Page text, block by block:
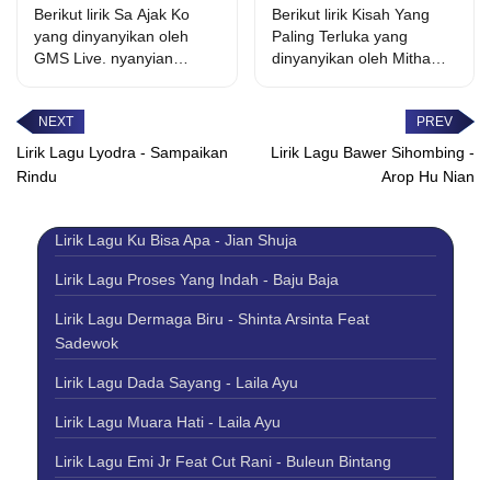
Berikut lirik Sa Ajak Ko
yang dinyanyikan oleh
GMS Live. nyanyian
Talahatu
Berikut lirik Kisah Yang
Paling Terluka yang
dinyanyikan oleh Mitha
Lirik Lagu Lyodra - Sampaikan
Rindu
Lirik Lagu Bawer Sihombing -
Arop Hu Nian
Lirik Lagu Ku Bisa Apa - Jian Shuja
Lirik Lagu Proses Yang Indah - Baju Baja
Lirik Lagu Dermaga Biru - Shinta Arsinta Feat
Sadewok
Lirik Lagu Dada Sayang - Laila Ayu
Lirik Lagu Muara Hati - Laila Ayu
Lirik Lagu Emi Jr Feat Cut Rani - Buleun Bintang